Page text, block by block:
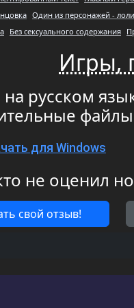
Один из персонажей - лоли
Без сексуального содержания
Игры,
на русском
файлы
для Windows
не оценил
свой отзыв!